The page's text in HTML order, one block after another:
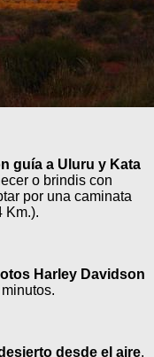
guía a Uluru y Kata
o brindis con
por una caminata
Km.).
Harley Davidson
desde el aire.